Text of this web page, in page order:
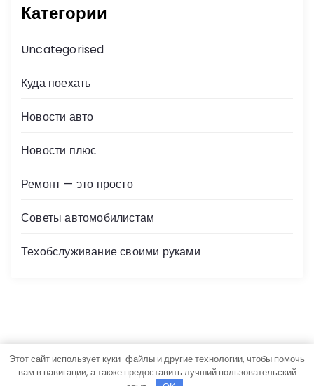
Категории
Uncategorised
Куда поехать
Новости авто
Новости плюс
Ремонт — это просто
Советы автомобилистам
Техобслуживание своими руками
Авторские права © Все права защищены.
Этот сайт использует куки-файлы и другие технологии, чтобы помочь
вам в навигации, а также предоставить лучший пользовательский